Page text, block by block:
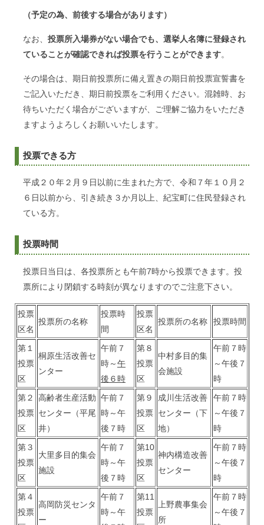
（予定の為、前後する場合があります）
なお、 投票所入場券がない場合でも、選挙人名簿に登録され
ていることが確認できれば投票を行うことができます。
その場合は、期日前投票所に備え置きの期日前投票宣誓書を
ご記入いただき、期日前投票をご利用ください。混雑時、お
待ちいただく場合がございますが、ご理解ご協力をいただき
ますようよろしくお願いいたします。
投票できる方
平成２０年２月９日以前に生まれた方で、令和７年１０月２
６日以前から、引き続き３か月以上、紀宝町に住民登録され
ている方。
投票時間
投票日当日は、各投票所とも午前7時から投票できます。投
票所により閉鎖する時刻が異なりますのでご注意下さい。
投票
区名
投票所の名称
投票時
間
投票
区名
投票所の名称 投票時間
第１
投票
区
桐原生活改善セ
ンター
午前７
時～午
後６時
第８
投票
区
中村多目的集
会施設
午前７時
～午後７
時
第２
投票
区
高齢者生産活動
センター（平尾
井）
午前７
時～午
後７時
第９
投票
区
成川生活改善
センター（下
地）
午前７時
～午後７
時
第３
投票
区
大里多目的集会
施設
午前７
時～午
後７時
第10
投票
区
神内構造改善
センター
午前７時
～午後７
時
第４
投票
高岡防災センタ
ー
午前７
時～午
第11
投票
上野農事集会
所
午前７時
～午後７